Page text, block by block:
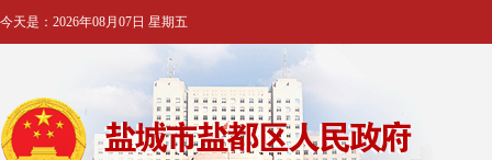
今天是： 2026年08月07日 星期五